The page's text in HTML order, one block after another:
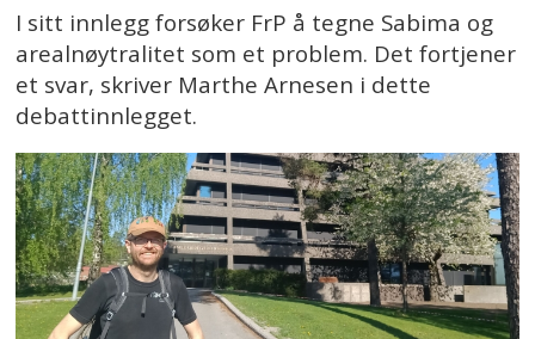
I sitt innlegg forsøker FrP å tegne Sabima og
arealnøytralitet som et problem. Det fortjener
et svar, skriver Marthe Arnesen i dette
debattinnlegget.